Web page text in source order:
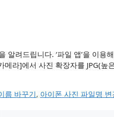
알려드립니다. ‘파일 앱’을 이용
라]에서 사진 확장자를 JPG(높
름 바꾸기, 아이폰 사진 파일명 변